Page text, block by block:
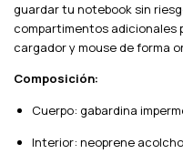
guardar tu notebook sin
compartimentos adicionales
cargador y mouse de forma
Composición:
Cuerpo: gabardina
Interior: neoprene